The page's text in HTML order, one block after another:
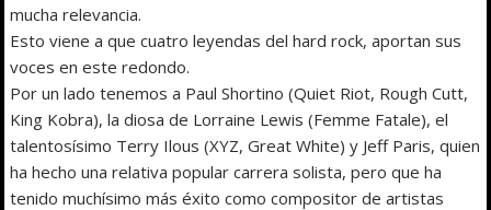
mucha relevancia.
Esto viene a que cuatro leyendas del hard rock, aportan sus
voces en este redondo.
Por un lado tenemos a Paul Shortino (Quiet Riot, Rough Cutt,
King Kobra), la diosa de Lorraine Lewis (Femme Fatale), el
talentosísimo Terry Ilous (XYZ, Great White) y Jeff Paris, quien
ha hecho una relativa popular carrera solista, pero que ha
tenido muchísimo más éxito como compositor de artistas